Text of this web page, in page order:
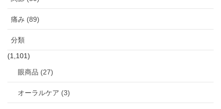
痛み (89)
分類
(1,101)
眼商品 (27)
オーラルケア (3)